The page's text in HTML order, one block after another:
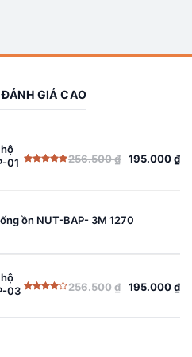
GIÁ CAO
01
5 sao
256.500₫ 195.000₫
ồn NUT-BAP- 3M 1270
03
hạng
256.500₫ 195.000₫